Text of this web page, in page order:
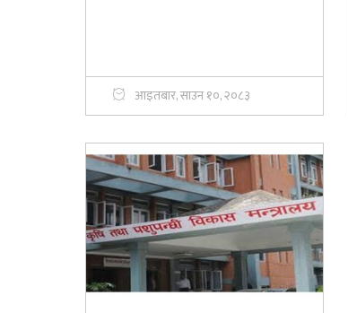
आइतबार, साउन १०, २०८३